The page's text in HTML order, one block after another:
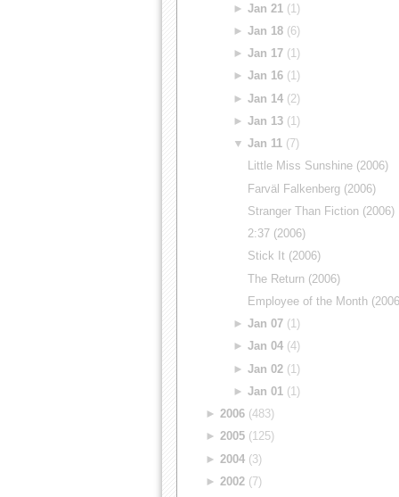
►Jan 21 (1)
►Jan 18 (6)
►Jan 17 (1)
►Jan 16 (1)
►Jan 14 (2)
►Jan 13 (1)
▼Jan 11 (7)
Little Miss Sunshine (2006)
Farväl Falkenberg (2006)
Stranger Than Fiction (2006)
2:37 (2006)
Stick It (2006)
The Return (2006)
Employee of the Month
►Jan 07 (1)
►Jan 04 (4)
►Jan 02 (1)
►Jan 01 (1)
►2006 (483)
►2005 (125)
►2004 (3)
►2002 (7)